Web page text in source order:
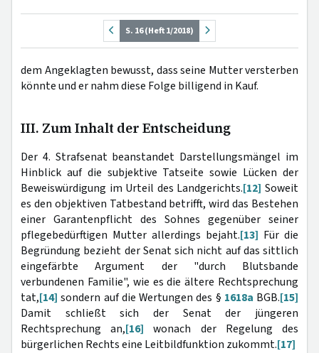
S. 16 (Heft 1/2018)
dem Angeklagten bewusst, dass seine Mutter versterben
könnte und er nahm diese Folge billigend in Kauf.
III. Zum Inhalt der Entscheidung
Der 4. Strafsenat beanstandet Darstellungsmängel im
Hinblick auf die subjektive Tatseite sowie Lücken der
Beweiswürdigung im Urteil des Landgerichts.[12] Soweit
es den objektiven Tatbestand betrifft, wird das Bestehen
einer Garantenpflicht des Sohnes gegenüber seiner
pflegebedürftigen Mutter allerdings bejaht.[13] Für die
Begründung bezieht der Senat sich nicht auf das sittlich
eingefärbte Argument der "durch Blutsbande
verbundenen Familie", wie es die ältere Rechtsprechung
tat,[14] sondern auf die Wertungen des § 1618a BGB.[15]
Damit schließt sich der Senat der jüngeren
Rechtsprechung an,[16] wonach der Regelung des
bürgerlichen Rechts eine Leitbildfunktion zukommt.[17]